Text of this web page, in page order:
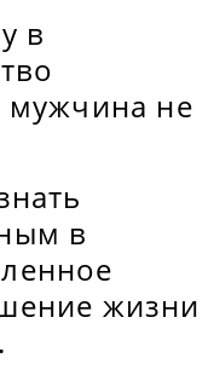
в
мужчина не
в
жизни